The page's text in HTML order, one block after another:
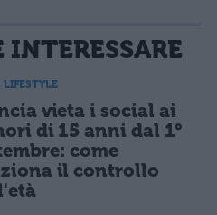
LIFESTYLE
vieta i social ai
di 15 anni dal 1°
come
il controllo